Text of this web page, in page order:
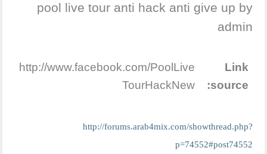
pool live tour anti hack anti give up by
admin
Link
source:
http://www.facebook.com/PoolLive
TourHackNew
http://forums.arab4mix.com/showthread.php?
p=74552#post74552